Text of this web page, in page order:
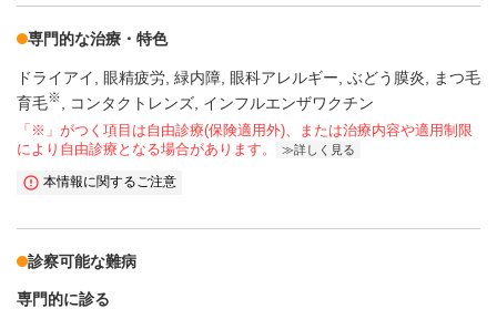
専門的な治療・特色
ドライアイ 眼精疲労 緑内障 眼科アレルギー ぶどう膜炎
まつ毛
育毛※ コンタクトレンズ インフルエンザワクチン
「※」がつく項目は自由診療(保険適用外)、または治療内容や適用制限
により自由診療となる場合があります。
詳しく見る
本情報に関するご注意
診察可能な難病
専門的に診る